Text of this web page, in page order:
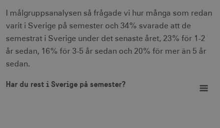
I målgruppsanalysen så frågade vi hur många som redan
varit i Sverige på semester och 34% svarade att de
semestrat i Sverige under det senaste året, 23% för 1-2
år sedan, 16% för 3-5 år sedan och 20% för mer än 5 år
sedan.
Har du rest i Sverige på semester?
Pie chart with 5 slices.
View as data table, Har du rest i Sverige på semester?